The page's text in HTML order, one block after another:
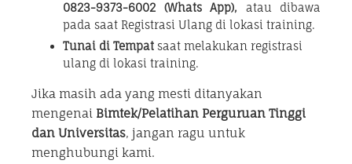
0823-9373-6002 (Whats App), atau dibawa
pada saat Registrasi Ulang di lokasi training.
Tunai di Tempat saat melakukan registrasi
ulang di lokasi training.
Jika masih ada yang mesti ditanyakan
mengenai Bimtek/Pelatihan Perguruan Tinggi
dan Universitas, jangan ragu untuk
menghubungi kami.